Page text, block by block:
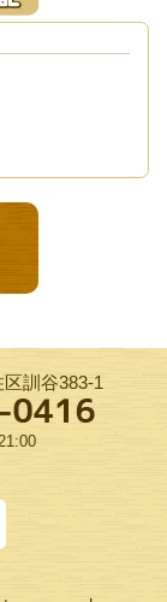
訓谷383-1